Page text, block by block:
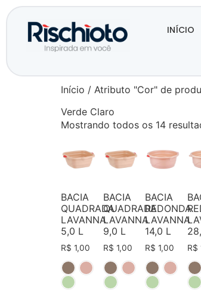
INÍCIO
Início / Atributo "Cor" de
Verde Claro
Mostrando todos os 14
BACIA
QUADRADA
LAVANNA
5,0 L
R$ 1,00
BACIA
QUADRADA
LAVANNA
9,0 L
R$ 1,00
BACIA
REDONDA
LAVANNA
14,0 L
R$ 1,00 R$